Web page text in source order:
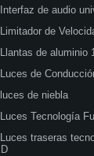
Interfaz de audio
Limitador de
Llantas de aluminio
Luces de
luces de niebla
Luces Tecnología
Luces traseras